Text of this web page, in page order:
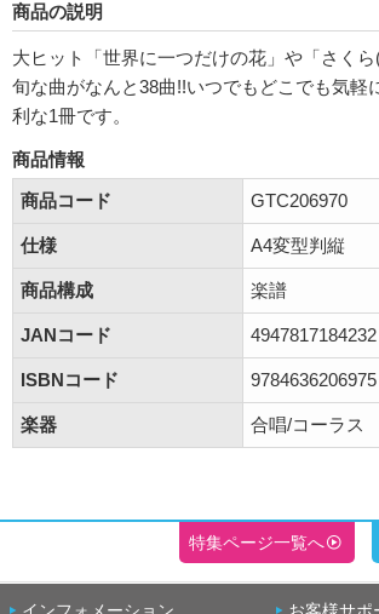
商品の説明
大ヒット「世界に一つだけの花」や「さく
旬な曲がなんと38曲!!いつでもどこでも気軽
利な1冊です。
商品情報
商品コード
GTC206970
仕様 A4変型判縦
商品構成 楽譜
JANコード 4947817184232
ISBNコード 9784636206975
楽器 合唱/コーラス
特集ページ一覧へ